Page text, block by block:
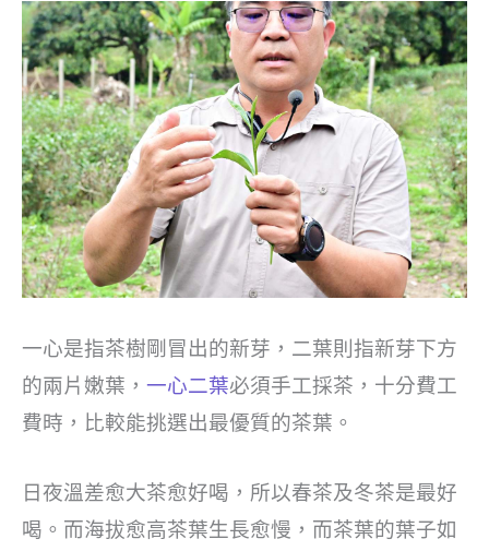
一心是指茶樹剛冒出的新芽，二葉則指新芽下方
的兩片嫩葉， 一心二葉必須手工採茶，十分費工
費時，比較能挑選出最優質的茶葉。
日夜溫差愈大茶愈好喝，所以春茶及冬茶是最好
喝。而海拔愈高茶葉生長愈慢，而茶葉的葉子如